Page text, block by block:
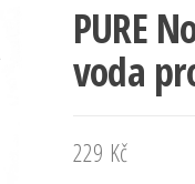
PURE
voda
229 Kč